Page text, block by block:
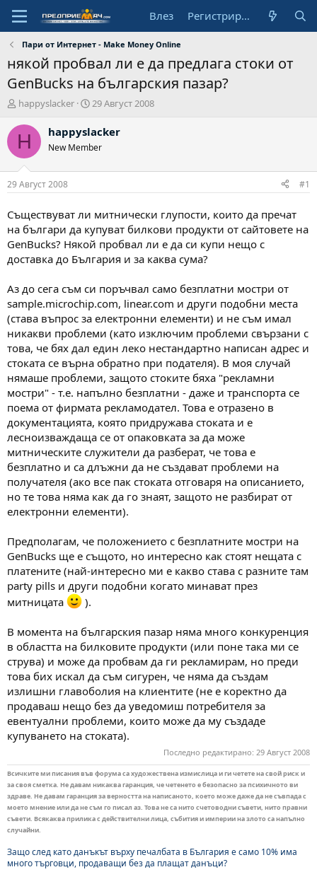
Влез Регистрирай се
Пари от Интернет - Make Money Online
някой пробвал ли е да предлага стоки от
GenBucks на българския пазар?
А
т
о
happyslacker
Н
ч
л
д
т
а
29 Август 2008
H happyslacker
New Member
29 Август 2008 #1
Съществуват ли митнически глупости, които да пречат
на българи да купуват билкови продукти от сайтовете на
GenBucks? Някой пробвал ли е да си купи нещо с
доставка до България и за каква сума?
Аз до сега съм си поръчвал само безплатни мостри от
sample.microchip.com, linear.com и други подобни места
(става въпрос за електронни елементи) и не съм имал
никакви проблеми (като изключим проблеми свързани с
това, че бях дал един леко нестандартно написан адрес и
стоката се върна обратно при подателя). В моя случай
нямаше проблеми, защото стоките бяха "рекламни
мостри" - т.е. напълно безплатни - даже и транспорта се
поема от фирмата рекламодател. Това е отразено в
документацията, която придружава стоката и е
лесноизваждаща се от опаковката за да може
митническите служители да разберат, че това е
безплатно и са длъжни да не създават проблеми на
получателя (ако все пак стоката отговаря на описанието,
но те това няма как да го знаят, защото не разбират от
електронни елементи).
Предполагам, че положението с безплатните мостри на
GenBucks ще е същото, но интересно как стоят нещата с
платените (най-интересно ми е какво става с разните там
party pills и други подобни когато минават през
митницата
).
В момента на българския пазар няма много конкуренция
в областта на билковите продукти (или поне така ми се
струва) и може да пробвам да ги рекламирам, но преди
това бих искал да съм сигурен, че няма да създам
излишни главоболия на клиентите (не е коректно да
продаваш нещо без да уведомиш потребителя за
евентуални проблеми, които може да му създаде
купуването на стоката).
Последно редактирано: 29 Август 2008
Всичките ми писания във форума са художествена измислица и ги четете на свой риск и
за своя сметка. Не давам никаква гаранция, че четенето е безопасно за психичното ви
здраве. Не давам гаранция за верността на написаното, което може даже да не съвпада с
моето мнение или да не съм го писал аз. Това не са нито счетоводни съвети, нито правни
съвети. Всякаква прилика с действителни лица, събития и империи на злото са напълно
случайни.
Защо след като данъкът върху печалбата в България е само 10% има
много търговци, продаващи без да плащат данъци?